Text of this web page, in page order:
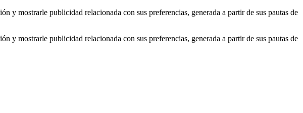
y mostrarle publicidad relacionada con sus preferencias, generada a partir de sus pautas de
y mostrarle publicidad relacionada con sus preferencias, generada a partir de sus pautas de